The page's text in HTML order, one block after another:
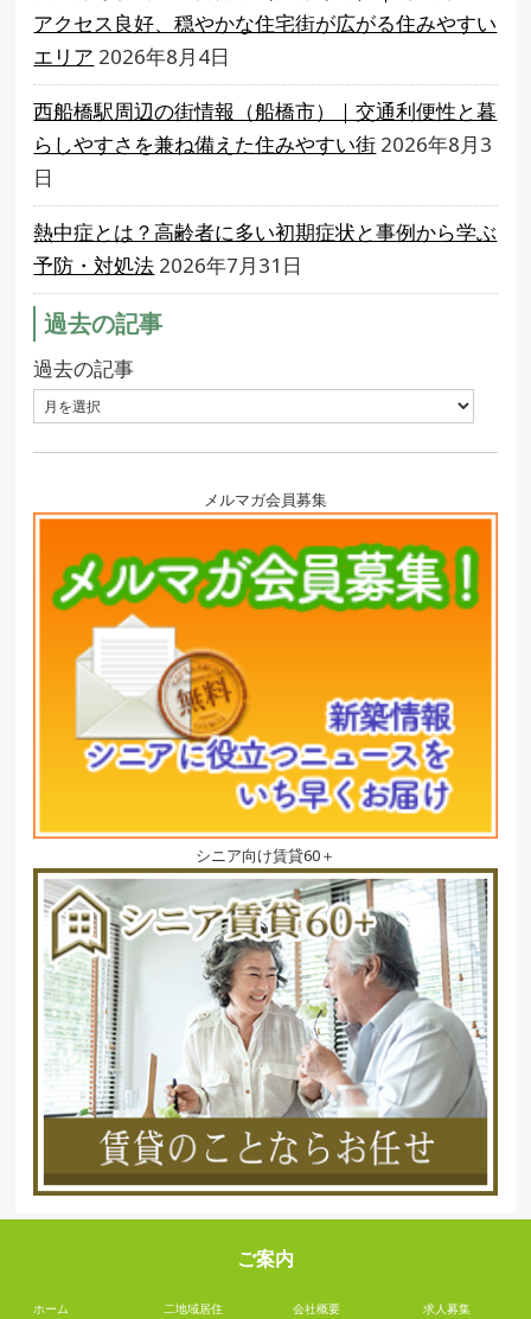
アクセス良好、穏やかな住宅街が広がる住みやすい
エリア 2026年8月4日
西船橋駅周辺の街情報（船橋市）｜交通利便性と暮
らしやすさを兼ね備えた住みやすい街 2026年8月3
日
熱中症とは？高齢者に多い初期症状と事例から学ぶ
予防・対処法 2026年7月31日
過去の記事
過去の記事
メルマガ会員募集
シニア向け賃貸60＋
ご案内
ホーム 二地域居住 会社概要 求人募集